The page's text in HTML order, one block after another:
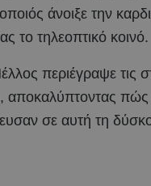
άνοιξε την
το τηλεοπτικό κοινό.
περιέγραψε τις
αποκαλύπτοντας πώς
σε αυτή τη